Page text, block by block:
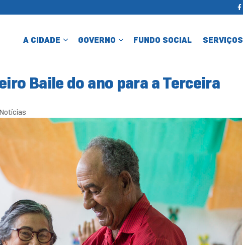
A CIDADE GOVERNO FUNDO SOCIAL SERVIÇOS
Baile do ano para a Terceira
Notícias